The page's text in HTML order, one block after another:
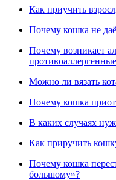
Как приучить
Почему кошка не
Почему возникает
Можно ли вязать
Почему кошка
В каких случаях
Как приручить
Почему кошка
большому»?